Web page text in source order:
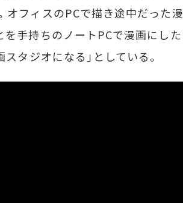
オフィスのPCで描き途中だった漫
手持ちのノートPCで漫画にした
タジオになる」としている。